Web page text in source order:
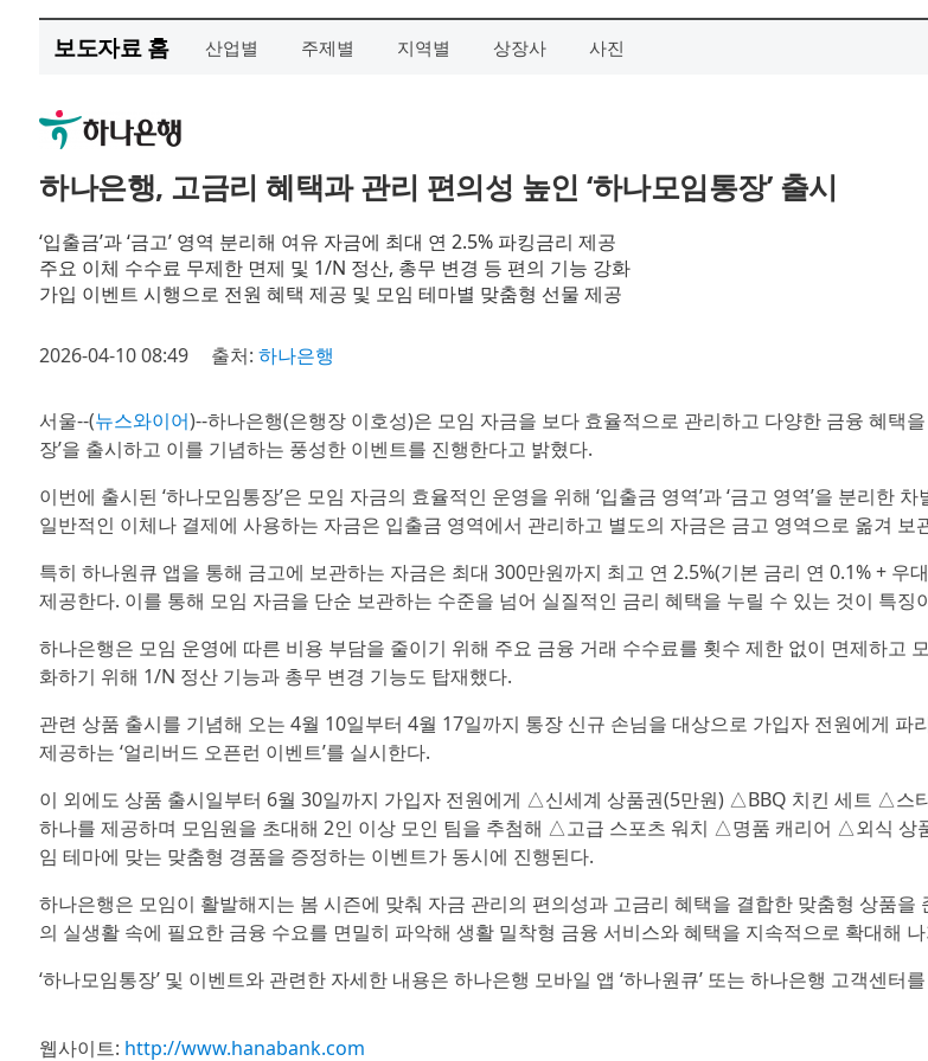
보도자료 홈 산업별 주제별 지역별 상장사 사진
하나은행, 고금리 혜택과 관리 편의성 높인 ‘하나모임통장’ 출시
‘입출금’과 ‘금고’ 영역 분리해 여유 자금에 최대 연 2.5% 파킹금리 제공
주요 이체 수수료 무제한 면제 및 1/N 정산, 총무 변경 등 편의 기능 강화
가입 이벤트 시행으로 전원 혜택 제공 및 모임 테마별 맞춤형 선물 제공
2026-04-10 08:49 출처: 하나은행
서울--(뉴스와이어)--하나은행(은행장 이호성)은 모임 자금을 보다 효율적으로 관리하고 다양한 금융 혜택
장’을 출시하고 이를 기념하는 풍성한 이벤트를 진행한다고 밝혔다.
이번에 출시된 ‘하나모임통장’은 모임 자금의 효율적인 운영을 위해 ‘입출금 영역’과 ‘금고 영역’을 분리한
일반적인 이체나 결제에 사용하는 자금은 입출금 영역에서 관리하고 별도의 자금은 금고 영역으로 옮겨 보
특히 하나원큐 앱을 통해 금고에 보관하는 자금은 최대 300만원까지 최고 연 2.5%(기본 금리 연 0.1% + 우
제공한다. 이를 통해 모임 자금을 단순 보관하는 수준을 넘어 실질적인 금리 혜택을 누릴 수 있는 것이 특징
하나은행은 모임 운영에 따른 비용 부담을 줄이기 위해 주요 금융 거래 수수료를 횟수 제한 없이 면제하고
화하기 위해 1/N 정산 기능과 총무 변경 기능도 탑재했다.
관련 상품 출시를 기념해 오는 4월 10일부터 4월 17일까지 통장 신규 손님을 대상으로 가입자 전원에게 파
제공하는 ‘얼리버드 오픈런 이벤트’를 실시한다.
이 외에도 상품 출시일부터 6월 30일까지 가입자 전원에게 △신세계 상품권(5만원) △BBQ 치킨 세트 △스
하나를 제공하며 모임원을 초대해 2인 이상 모인 팀을 추첨해 △고급 스포츠 워치 △명품 캐리어 △외식 상
임 테마에 맞는 맞춤형 경품을 증정하는 이벤트가 동시에 진행된다.
하나은행은 모임이 활발해지는 봄 시즌에 맞춰 자금 관리의 편의성과 고금리 혜택을 결합한 맞춤형 상품을
의 실생활 속에 필요한 금융 수요를 면밀히 파악해 생활 밀착형 금융 서비스와 혜택을 지속적으로 확대해
‘하나모임통장’ 및 이벤트와 관련한 자세한 내용은 하나은행 모바일 앱 ‘하나원큐’ 또는 하나은행 고객센터
웹사이트: http://www.hanabank.com